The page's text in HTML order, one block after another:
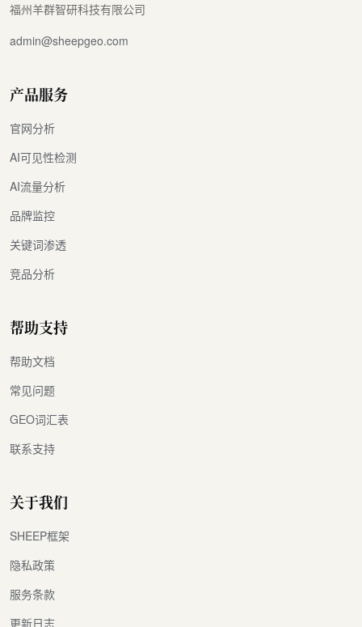
福州羊群智研科技有限公司
admin@sheepgeo.com
产品服务
官网分析
AI可见性检测
AI流量分析
品牌监控
关键词渗透
竞品分析
帮助支持
帮助文档
常见问题
GEO词汇表
联系支持
关于我们
SHEEP框架
隐私政策
服务条款
更新日志